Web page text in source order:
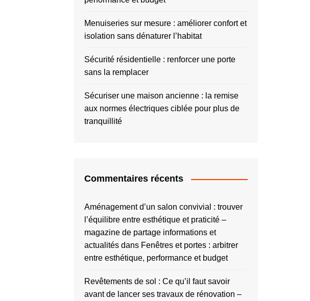
Menuiseries sur mesure : améliorer confort et
isolation sans dénaturer l’habitat
Sécurité résidentielle : renforcer une porte
sans la remplacer
Sécuriser une maison ancienne : la remise
aux normes électriques ciblée pour plus de
tranquillité
Commentaires récents
Aménagement d’un salon convivial : trouver
l’équilibre entre esthétique et praticité –
magazine de partage informations et
actualités dans Fenêtres et portes : arbitrer
entre esthétique, performance et budget
Revêtements de sol : Ce qu’il faut savoir
avant de lancer ses travaux de rénovation –